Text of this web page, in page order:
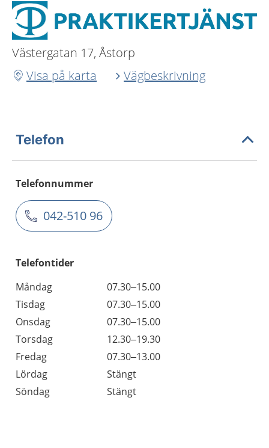
Västergatan 17, Åstorp
Visa på karta
Vägbeskrivning
Telefon
Telefonnummer
042-510 96
Telefontider
Måndag
07.30–15.00
Tisdag
07.30–15.00
Onsdag
07.30–15.00
Torsdag
12.30–19.30
Fredag
07.30–13.00
Lördag
Stängt
Söndag
Stängt